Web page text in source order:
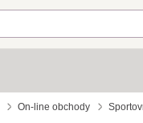
On-line obchody